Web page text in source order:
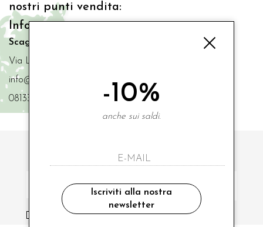
nostri punti vendita:
Info contatti
Scaglione Bimbi di Iacono Maria Angela
Via Luigi Mazzella,73 80077 Ischia
info@scaglionebimbi.com
0813331162
ISCRIVITI ALLA NOSTRA NEWSLETTER
ho letto ed accettato le condizioni sulla privacy.
-10%
anche sui saldi.
Iscriviti alla nostra
newsletter